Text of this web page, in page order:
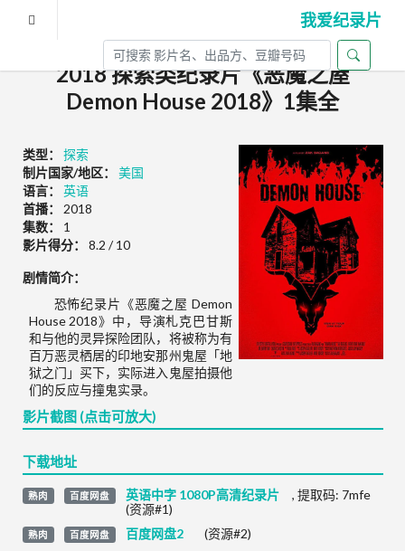
我爱纪录片
2018 探索类纪录片《恶魔之屋
Demon House 2018》1集全
类型：
探索
制片国家/地区：
美国
语言：
英语
首播：
2018
集数：
1
影片得分：
8.2 / 10
剧情简介：
恐怖纪录片《恶魔之屋 Demon
House 2018》中，导演札克巴甘斯
和与他的灵异探险团队，将被称为有
百万恶灵栖居的印地安那州鬼屋「地
狱之门」买下，实际进入鬼屋拍摄他
们的反应与撞鬼实录。
影片截图 (点击可放大)
下载地址
熟肉 百度网盘 英语中字 1080P高清纪录片 , 提取码: 7mfe
(资源#1)
熟肉 百度网盘 百度网盘2 (资源#2)